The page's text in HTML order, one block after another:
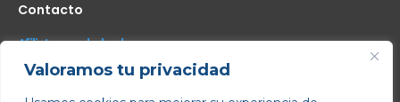
Valoramos tu privacidad
Contacto
Afíliate seas de donde seas
Me interesa